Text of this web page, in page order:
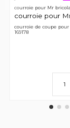
courroie pour Mr
courroie pour
courroie de coupe pour
169178